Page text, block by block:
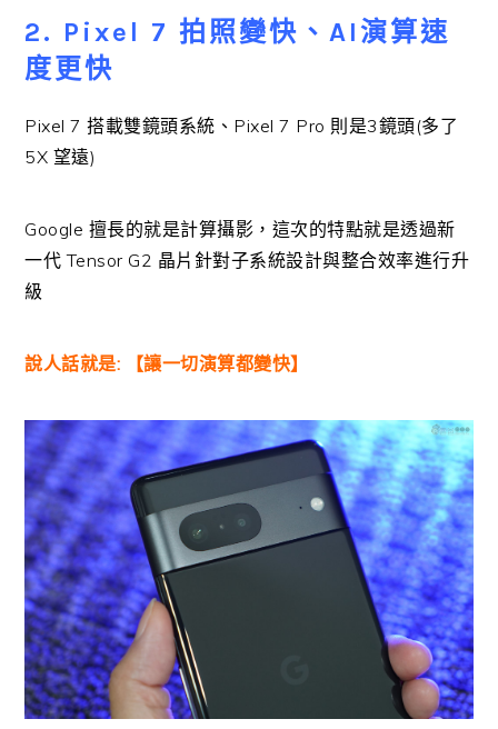
2. Pixel 7 拍照變快、AI演算速
度更快
Pixel 7 搭載雙鏡頭系統、Pixel 7 Pro 則是3鏡頭(多了
5X 望遠)
Google 擅長的就是計算攝影，這次的特點就是透過新
一代 Tensor G2 晶片針對子系統設計與整合效率進行升
級
說人話就是: 【讓一切演算都變快】